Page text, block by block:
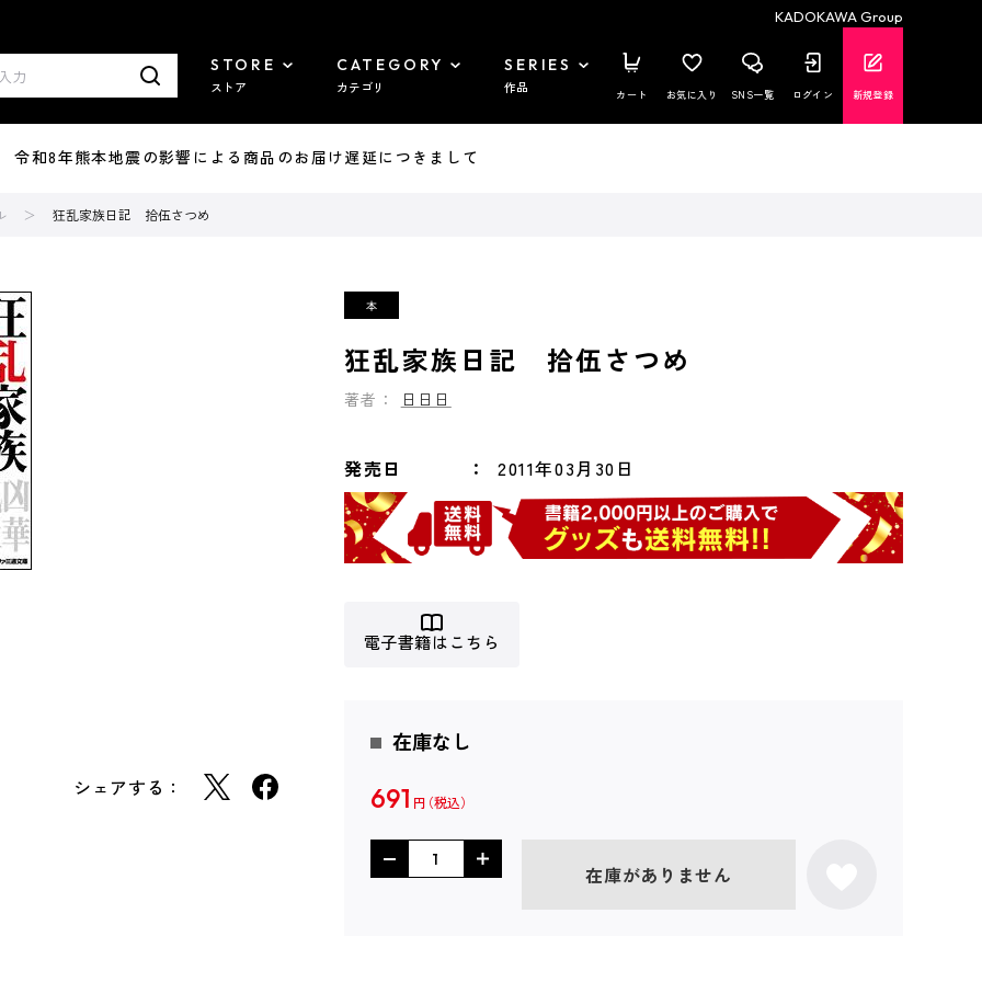
KADOKAWA Group
STORE
ストア
CATEGORY
カテゴリ
SERIES
作品 カート お気に入り SNS一覧 ログイン 新規登録
和8年熊本地震の影響による商品のお届け遅延につきまして
狂乱家族日記 拾伍さつめ
シェアする：
狂乱家族日記 拾伍さつめ
著者： 日日日
発売日 2011年03月30日
電子書籍はこちら
在庫なし
691 円
在庫がありません